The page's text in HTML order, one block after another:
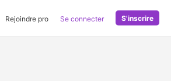
Rejoindre pro Se connecter S'inscrire